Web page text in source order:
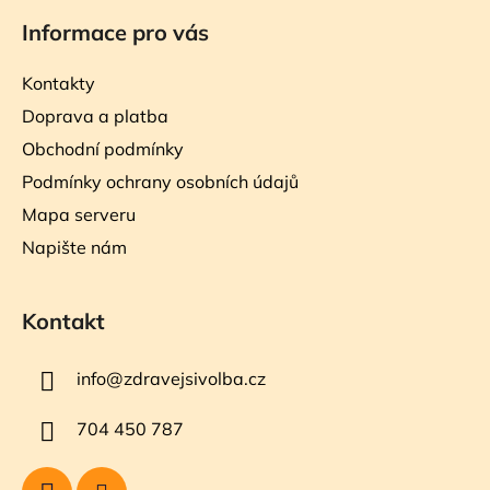
Informace pro vás
Kontakty
Doprava a platba
Obchodní podmínky
Podmínky ochrany osobních údajů
Mapa serveru
Napište nám
Kontakt
info@zdravejsivolba.cz
704 450 787